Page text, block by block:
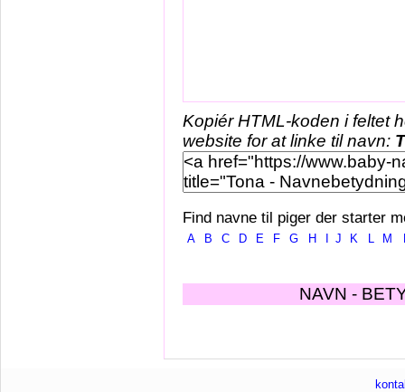
Kopiér HTML-koden i feltet
website for at linke til navn:
Find navne til piger der starter
A B C D E F G H J K L M
NAVN -